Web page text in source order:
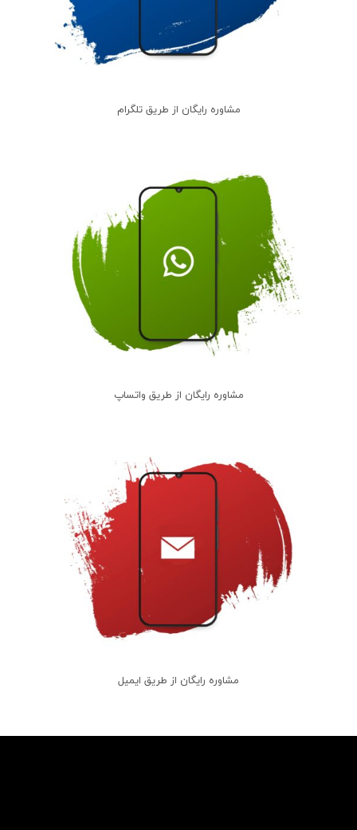
مشاوره رایگان از طریق تلگرام
مشاوره رایگان از طریق واتساپ
مشاوره رایگان از طریق ایمیل